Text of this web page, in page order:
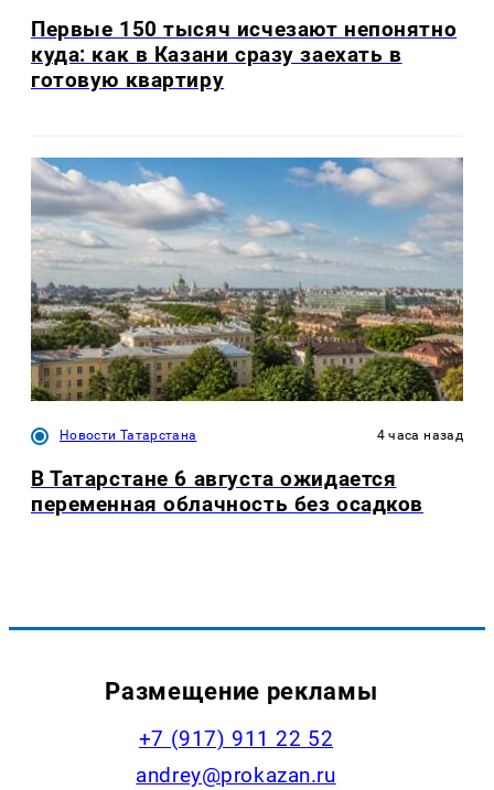
Первые 150 тысяч исчезают непонятно
куда: как в Казани сразу заехать в
готовую квартиру
Новости Татарстана 4 часа назад
В Татарстане 6 августа ожидается
переменная облачность без осадков
Размещение рекламы
+7 (917) 911 22 52
andrey@prokazan.ru